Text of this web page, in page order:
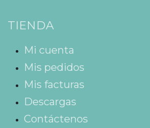
TIENDA
Mi cuenta
Mis pedidos
Mis facturas
Descargas
Contáctenos